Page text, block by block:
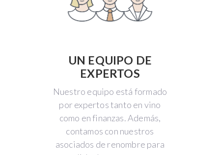
UN EQUIPO DE
EXPERTOS
Nuestro equipo está formado
por expertos tanto en vino
como en finanzas. Además,
contamos con nuestros
asociados de renombre para